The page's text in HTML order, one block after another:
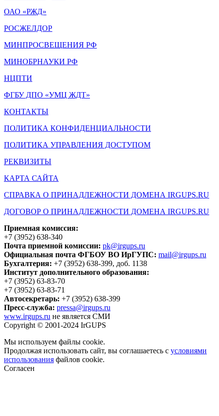
ОАО «РЖД»
РОСЖЕЛДОР
МИНПРОСВЕЩЕНИЯ РФ
МИНОБРНАУКИ РФ
НЦПТИ
ФГБУ ДПО «УМЦ ЖДТ»
КОНТАКТЫ
ПОЛИТИКА КОНФИДЕНЦИАЛЬНОСТИ
ПОЛИТИКА УПРАВЛЕНИЯ ДОСТУПОМ
РЕКВИЗИТЫ
КАРТА САЙТА
СПРАВКА О ПРИНАДЛЕЖНОСТИ ДОМЕНА IRGUPS.RU
ДОГОВОР О ПРИНАДЛЕЖНОСТИ ДОМЕНА IRGUPS.RU
Приемная комиссия:
+7 (3952) 638-340
Почта приемной комиссии: pk@irgups.ru
Официальная почта ФГБОУ ВО ИрГУПС: mail@irgups.ru
Бухгалтерия: +7 (3952) 638-399, доб. 1138
Институт дополнительного образования:
+7 (3952) 63-83-70
+7 (3952) 63-83-71
Автосекретарь: +7 (3952) 638-399
Пресс-служба: pressa@irgups.ru
www.irgups.ru не является СМИ
Copyright © 2001-2024 IrGUPS
Мы используем файлы cookie.
Продолжая использовать сайт, вы соглашаетесь с условиями
использования файлов cookie.
Согласен